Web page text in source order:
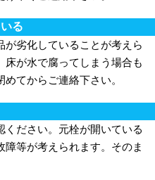
る
劣化していることが考えら
が水で腐ってしまう場合も
てからご連絡下さい。
ださい。元栓が開いている
等が考えられます。そのま